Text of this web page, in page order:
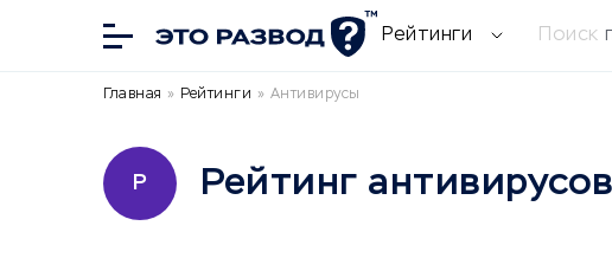
Рейтинги Поиск
Главная » Рейтинги » Антивирусы
Р Рейтинг антивирусов